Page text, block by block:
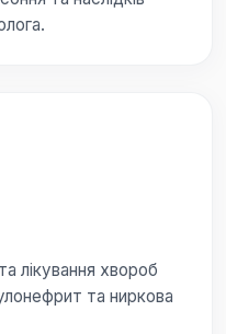
лікування хвороб
та ниркова